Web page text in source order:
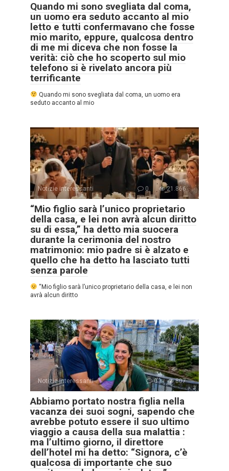
Quando mi sono svegliata dal coma,
un uomo era seduto accanto al mio
letto e tutti confermavano che fosse
mio marito, eppure, qualcosa dentro
di me mi diceva che non fosse la
verità: ciò che ho scoperto sul mio
telefono si è rivelato ancora più
terrificante
Quando mi sono svegliata dal coma, un uomo era
seduto accanto al mio
Notizie interessanti 0 21.866
“Mio figlio sarà l’unico proprietario
della casa, e lei non avrà alcun diritto
su di essa,” ha detto mia suocera
durante la cerimonia del nostro
matrimonio: mio padre si è alzato e
quello che ha detto ha lasciato tutti
senza parole
“Mio figlio sarà l’unico proprietario della casa, e lei non
avrà alcun diritto
Notizie interessanti 0 807
Abbiamo portato nostra figlia nella
vacanza dei suoi sogni, sapendo che
avrebbe potuto essere il suo ultimo
viaggio a causa della sua malattia :
ma l’ultimo giorno, il direttore
dell’hotel mi ha detto: “Signora, c’è
qualcosa di importante che suo